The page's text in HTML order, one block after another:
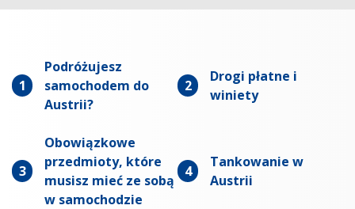
1
Podróżujesz
samochodem do
Austrii?
2
Drogi płatne i
winiety
3
Obowiązkowe
przedmioty, które
musisz mieć ze sobą
w samochodzie
4
Tankowanie w
Austrii